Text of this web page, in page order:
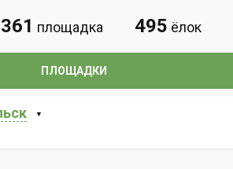
361 площадка 495 ёлок
ПЛОЩАДКИ